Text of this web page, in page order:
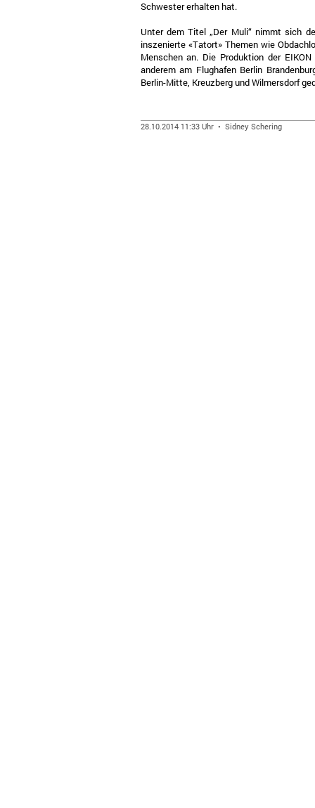
Schwester erhalten hat.
Unter dem Titel „Der Muli“ nimmt sich
inszenierte «Tatort» Themen wie
Menschen an. Die Produktion der
anderem am Flughafen Berlin
Berlin-Mitte, Kreuzberg und Wilmersdorf
28.10.2014 11:33 Uhr • Sidney Schering